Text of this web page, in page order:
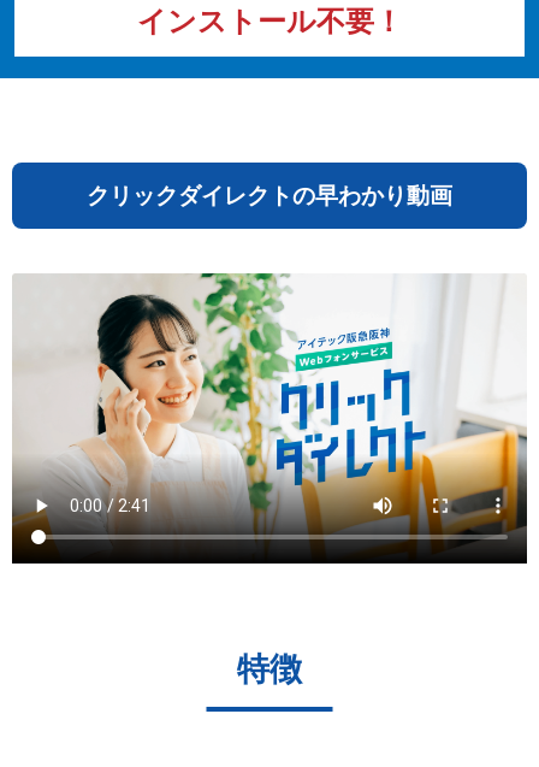
インストール不要！
クリックダイレクトの早わかり動画
特徴